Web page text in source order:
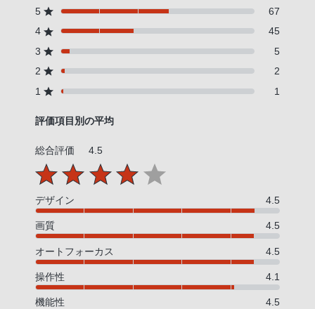
5
67
4
45
3
5
2
2
1
1
評価項目別の平均
総合評価 4.5
デザイン 4.5
画質 4.5
オートフォーカス 4.5
操作性 4.1
機能性 4.5